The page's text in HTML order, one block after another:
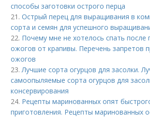
способы заготовки острого перца
21.Острый перец для выращивания в
сорта и семян для успешного
22. Почему мне не хотелось спать после
ожогов от крапивы. Перечень запретов
ожогов
23.Лучшие сорта огурцов для засолки.
самоопыляемые сорта огурцов для
консервирования
24. Рецепты маринованных опят
приготовления. Рецепты маринованных